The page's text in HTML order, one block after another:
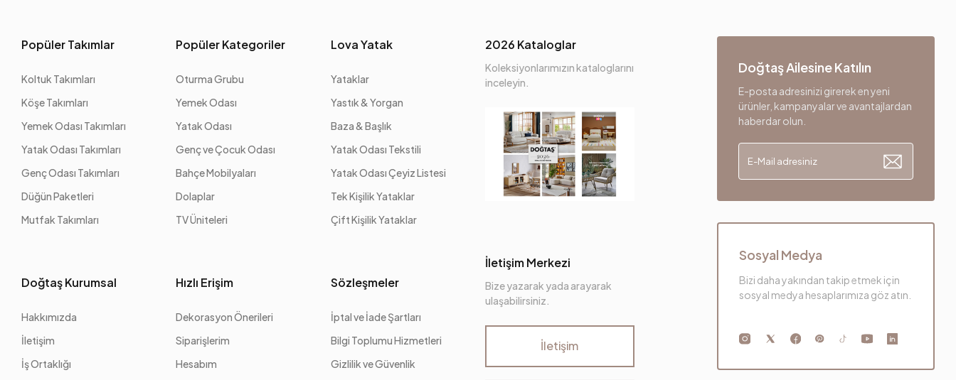
Popüler Takımlar
Koltuk Takımları
Köşe Takımları
Yemek Odası Takımları
Yatak Odası Takımları
Genç Odası Takımları
Düğün Paketleri
Mutfak Takımları
Popüler Kategoriler
Oturma Grubu
Yemek Odası
Yatak Odası
Genç ve Çocuk Odası
Bahçe Mobilyaları
Dolaplar
TV Üniteleri
Lova Yatak
Yataklar
Yastık & Yorgan
Baza & Başlık
Yatak Odası Tekstili
Yatak Odası Çeyiz Listesi
Tek Kişilik Yataklar
Çift Kişilik Yataklar
Doğtaş Kurumsal
Hakkımızda
İletişim
İş Ortaklığı
Hızlı Erişim
Dekorasyon Önerileri
Siparişlerim
Hesabım
Sözleşmeler
İptal ve İade Şartları
Bilgi Toplumu Hizmetleri
Gizlilik ve Güvenlik
2026 Kataloglar
Koleksiyonlarımızın kataloglarını
inceleyin.
İletişim Merkezi
Bize yazarak yada arayarak
ulaşabilirsiniz.
İletişim
Doğtaş Ailesine Katılın
E-posta adresinizi girerek en yeni
ürünler, kampanyalar ve avantajlardan
haberdar olun.
Sosyal Medya
Bizi daha yakından takip etmek için
sosyal medya hesaplarımıza göz atın.